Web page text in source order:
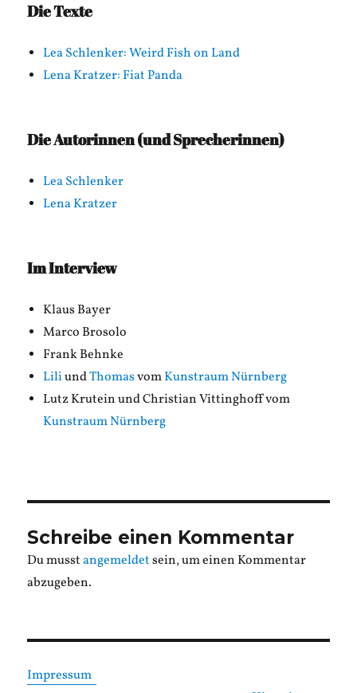
Die Texte
Lea Schlenker: Weird Fish on Land
Lena Kratzer: Fiat Panda
Die Autorinnen (und Sprecherinnen)
Lea Schlenker
Lena Kratzer
Im Interview
Klaus Bayer
Marco Brosolo
Frank Behnke
LiliundThomasvomKunstraum Nürnberg
Lutz Krutein und Christian Vittinghoff vom
Kunstraum Nürnberg
Schreibe einen Kommentar
Du musstangemeldetsein, um einen Kommentar
abzugeben.
Impressum